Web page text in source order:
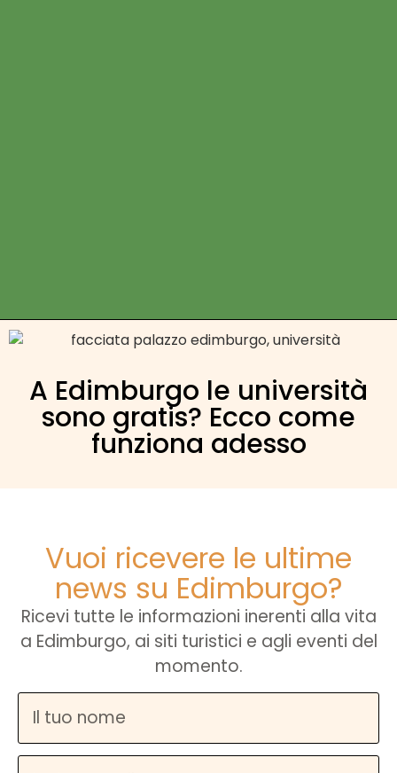
A Edimburgo le università
sono gratis? Ecco come
funziona adesso
Vuoi ricevere le ultime
news su Edimburgo?
Ricevi tutte le informazioni inerenti alla vita
a Edimburgo, ai siti turistici e agli eventi del
momento.